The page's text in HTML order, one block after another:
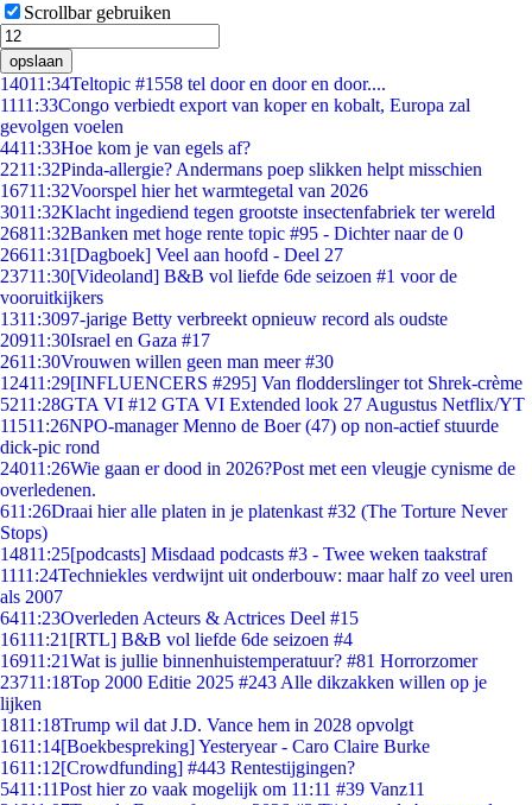
Scrollbar gebruiken
opslaan
14011:34Teltopic #1558 tel door en door en door....
1111:33Congo verbiedt export van koper en kobalt, Europa zal
gevolgen voelen
4411:33Hoe kom je van egels af?
2211:32Pinda-allergie? Andermans poep slikken helpt misschien
16711:32Voorspel hier het warmtegetal van 2026
3011:32Klacht ingediend tegen grootste insectenfabriek ter wereld
26811:32Banken met hoge rente topic #95 - Dichter naar de 0
26611:31 [Dagboek] Veel aan hoofd - Deel 27
23711:30[Videoland] B&B vol liefde 6de seizoen #1 voor de
vooruitkijkers
1311:3097-jarige Betty verbreekt opnieuw record als oudste
20911:30Israel en Gaza #17
2611:30Vrouwen willen geen man meer #30
12411:29[INFLUENCERS #295] Van flodderslinger tot Shrek-crème
5211:28GTA VI #12 GTA VI Extended look 27 Augustus Netflix/YT
11511:26NPO-manager Menno de Boer (47) op non-actief stuurde
dick-pic rond
24011:26Wie gaan er dood in 2026?Post met een vleugje cynisme de
overledenen.
611:26Draai hier alle platen in je platenkast #32 (The Torture Never
Stops)
14811:25[podcasts] Misdaad podcasts #3 - Twee weken taakstraf
1111:24Techniekles verdwijnt uit onderbouw: maar half zo veel uren
als 2007
6411:23Overleden Acteurs & Actrices Deel #15
16111:21 [RTL] B&B vol liefde 6de seizoen #4
16911:21Wat is jullie binnenhuistemperatuur? #81 Horrorzomer
23711:18Top 2000 Editie 2025 #243 Alle dikzakken willen op je
lijken
1811:18Trump wil dat J.D. Vance hem in 2028 opvolgt
1611:14[Boekbespreking] Yesteryear - Caro Claire Burke
1611:12[Crowdfunding] #443 Rentestijgingen?
5411:11Post hier zo vaak mogelijk om 11:11 #39 Vanz11